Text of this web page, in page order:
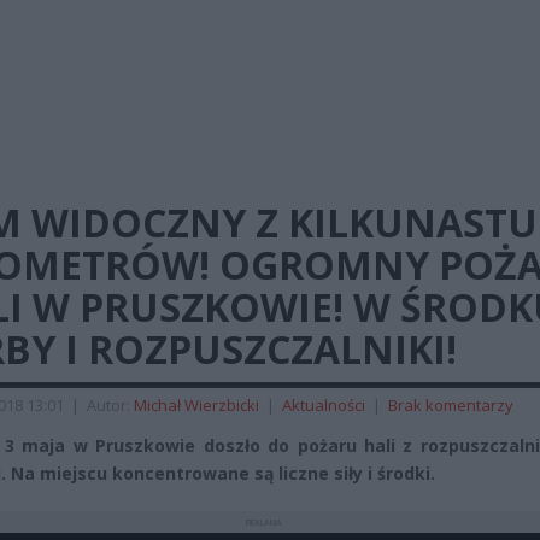
WIDOCZNY Z KILKUNASTU
OGROMNY
W PRUSZKOWIE! W
I ROZPUSZCZALNIKI!
13:01 | Autor: Michał Wierzbicki | Aktualności | Brak komentarzy
maja w Pruszkowie doszło do pożaru hali z
Na miejscu koncentrowane są liczne siły i środki.